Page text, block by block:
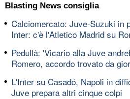
Blasting News consiglia
Calciomercato: Juve-Suzuki in
Inter: c'è l'Atletico Madrid su
Pedullà: 'Vicario alla Juve
Romero, accordo trovato da
L'Inter su Casadó, Napoli in
Juve prepara altri cinque colpi